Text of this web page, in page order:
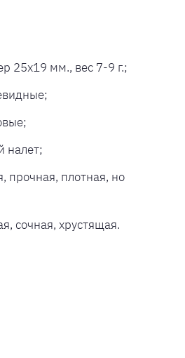
25х19 мм., вес 7-9 г.;
налет;
прочная, плотная, но
сочная, хрустящая.